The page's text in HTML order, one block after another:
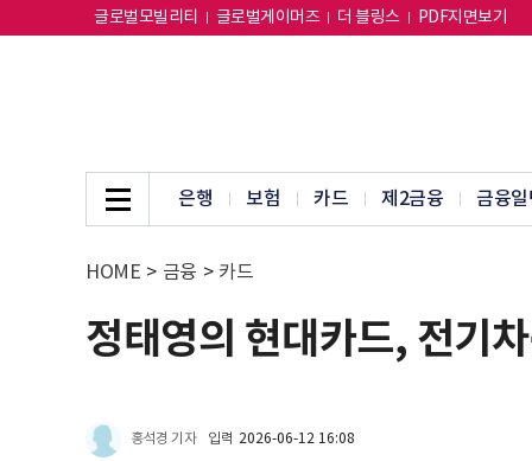
글로벌모빌리티 글로벌게이머즈 더 블링스 PDF지면보기
은행 보험 카드 제2금융 금융일
HOME > 금융 > 카드
정태영의 현대카드, 전기
홍석경 기자 입력 2026-06-12 16:08